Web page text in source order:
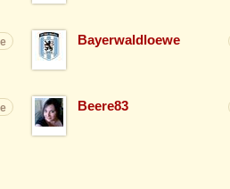
Bayerwaldloewe
Beere83